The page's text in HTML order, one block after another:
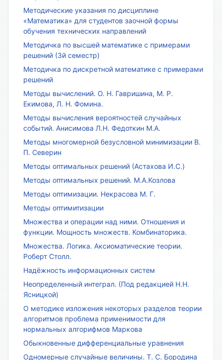
Методические указания по дисциплине
«Математика» для студентов заочной формы
обучения технических направлений
Методичка по высшей математике с примерами
решений (3й семестр)
Методичка по дискретной математике с примерами
решений
Методы вычислений. О. Н. Гавришина, М. Р.
Екимова, Л. Н. Фомина.
Методы вычисления вероятностей случайных
событий. Анисимова Л.Н. Федоткин М.А.
Методы многомерной безусловной минимизации В.
П. Северин
Методы оптимальных решений (Астахова И.С.)
Методы оптимальных решений. М.А.Козлова
Методы оптимизации. Некрасова М. Г.
Методы оптимитизации
Множества и операции над ними. Отношения и
функции. Мощность множеств. Комбинаторика.
Множества. Логика. Аксиоматические теории.
Роберт Столл.
Надёжность информационных систем
Неопределенный интеграл. (Под редакцией Н.Н.
Ясницкой)
О методике изложения некоторых разделов теории
алгоритмов проблема применимости для
нормальных алгорифмов Маркова
Обыкновенные дифференциальные уравнения
Одномерные случайные величины. Т. С. Бородина